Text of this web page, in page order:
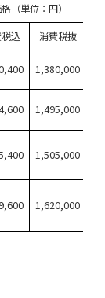
（単位：円）
込 消費税抜
1,380,000
1,495,000
1,505,000
1,620,000